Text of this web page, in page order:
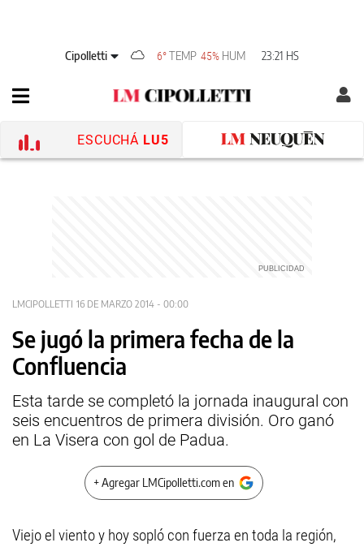
Cipolletti 6° TEMP 45% HUM 23:21 HS
ESCUCHÁ LU5
LMCIPOLLETTI 16 DE MARZO 2014 - 00:00
Se jugó la primera fecha de la
Confluencia
Esta tarde se completó la jornada inaugural con
seis encuentros de primera división. Oro ganó
en La Visera con gol de Padua.
+ Agregar LMCipolletti.com en
Viejo el viento y hoy sopló con fuerza en toda la región,